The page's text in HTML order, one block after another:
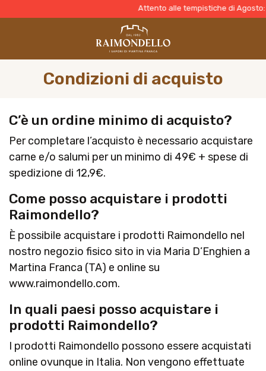
Attento alle tempistiche di Agosto:
Condizioni di acquisto
C’è un ordine minimo di acquisto?
Per completare l’acquisto è necessario acquistare
carne e/o salumi per un minimo di 49€ + spese di
spedizione di 12,9€.
Come posso acquistare i prodotti
Raimondello?
È possibile acquistare i prodotti Raimondello nel
nostro negozio fisico sito in via Maria D’Enghien a
Martina Franca (TA) e online su
www.raimondello.com.
In quali paesi posso acquistare i
prodotti Raimondello?
I prodotti Raimondello possono essere acquistati
online ovunque in Italia. Non vengono effettuate